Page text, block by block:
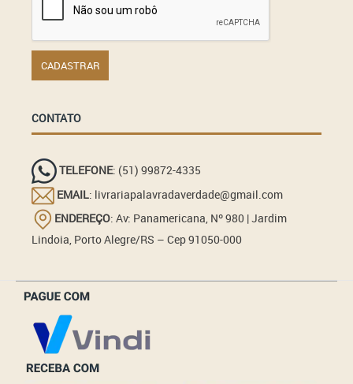
CONTATO
TELEFONE: (51) 99872-4335
EMAIL: livrariapalavradaverdade@gmail.com
ENDEREÇO: Av: Panamericana, Nº 980 | Jardim
Lindoia, Porto Alegre/RS – Cep 91050-000